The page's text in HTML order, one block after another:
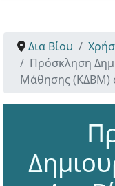
Δια Βίου
Πρόσκληση
Μάθησης (ΚΔΒΜ)